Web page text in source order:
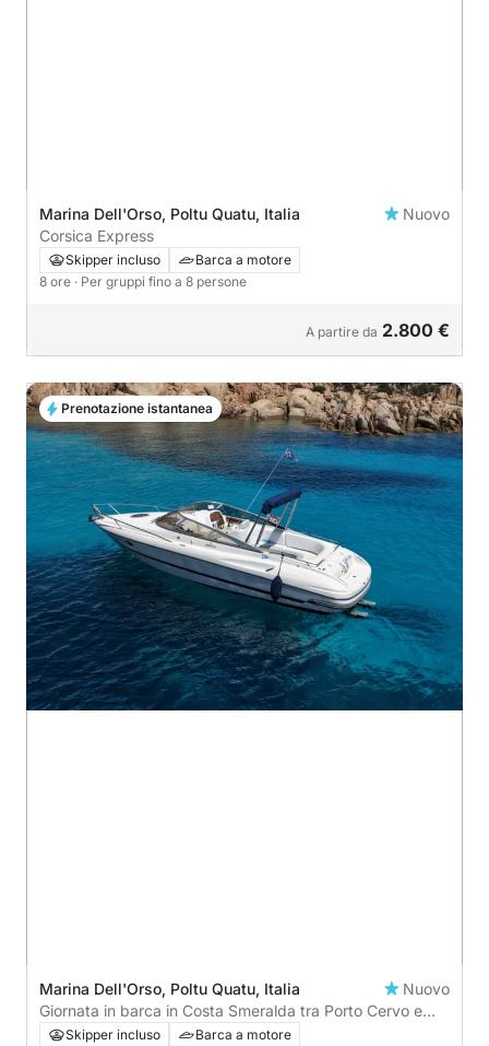
Marina Dell'Orso, Poltu Quatu, Italia
Nuovo
Corsica Express
Skipper incluso
Barca a motore
8 ore · Per gruppi fino a 8 persone
A partire da 2.800 €
Marina Dell'Orso, Poltu Quatu, Italia
Nuovo
Giornata in barca in Costa Smeralda tra Porto Cervo e
l'Arcipelago de La Maddalena
Skipper incluso
Barca a motore
Prenotazione istantanea